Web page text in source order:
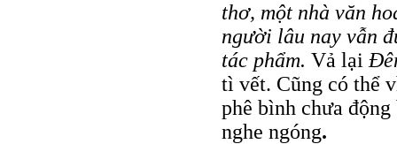
thơ, một nhà văn
người lâu nay vẫn
tác phẩm. Vả lại
tì vết. Cũng có thể
phê bình chưa
nghe ngóng.